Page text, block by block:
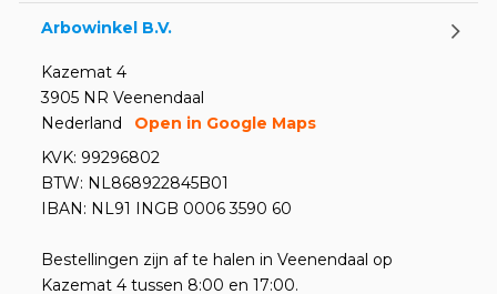
Arbowinkel B.V.
Kazemat 4
3905 NR Veenendaal
Nederland
Open in Google Maps
KVK: 99296802
BTW: NL868922845B01
IBAN: NL91 INGB 0006 3590 60
Bestellingen zijn af te halen in Veenendaal op
Kazemat 4 tussen 8:00 en 17:00.